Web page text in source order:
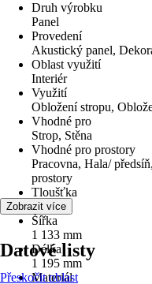
Druh výrobku
Panel
Provedení
Akustický panel,
Oblast využití
Interiér
Využití
Obložení stropu,
Vhodné pro
Strop, Stěna
Vhodné pro prostory
Pracovna, Hala/
prostory
Tloušťka
19 mm
Šířka
1 133 mm
Délka
1 195 mm
Materiál
Zobrazit více
Datové listy
Přeskočit oblast